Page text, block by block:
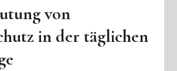
von
in der täglichen